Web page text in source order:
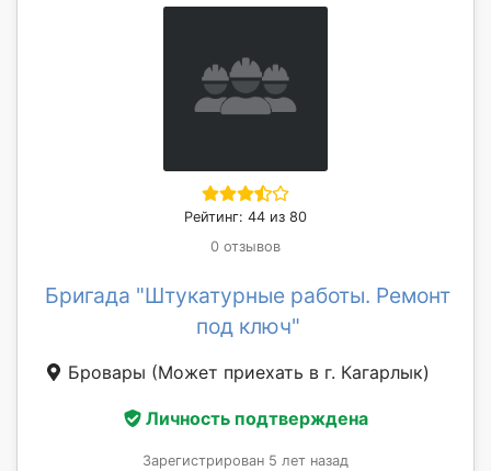
Рейтинг: 44 из 80
0 отзывов
Бригада "Штукатурные работы. Ремонт
под ключ"
Бровары (Может приехать в г. Кагарлык)
Личность подтверждена
Зарегистрирован 5 лет назад